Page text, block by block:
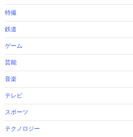
特撮
鉄道
ゲーム
芸能
音楽
テレビ
スポーツ
テクノロジー